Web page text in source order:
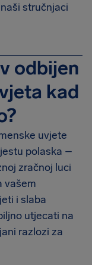
stručnjaci
odbijen
kad
uvjete
polaska –
zračnoj luci
vašem
i slaba
utjecati na
razlozi za